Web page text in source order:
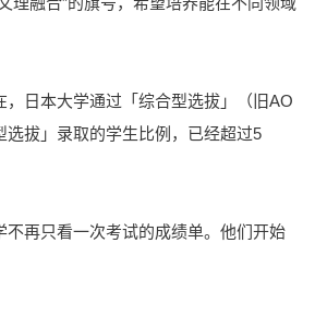
，日本大学通过「综合型选拔」（旧AO
选拔」录取的学生比例，已经超过5
不再只看一次考试的成绩单。他们开始